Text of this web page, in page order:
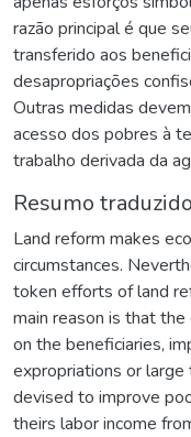
razão principal é que
transferido aos
desapropriações
Outras medidas
acesso dos pobres à
trabalho derivada da
Resumo traduzido
Land reform makes
circumstances.
token efforts of land
main reason is that
on the beneficiaries,
expropriations or
devised to improve
theirs labor income